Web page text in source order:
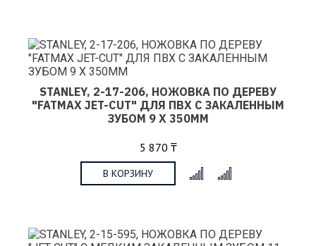
STANLEY, 2-17-206, НОЖОВКА ПО ДЕРЕВУ
"FATMAX JET-CUT" ДЛЯ ПВХ С ЗАКАЛЕННЫМ
ЗУБОМ 9 Х 350ММ
5 870 ₸
В КОРЗИНУ